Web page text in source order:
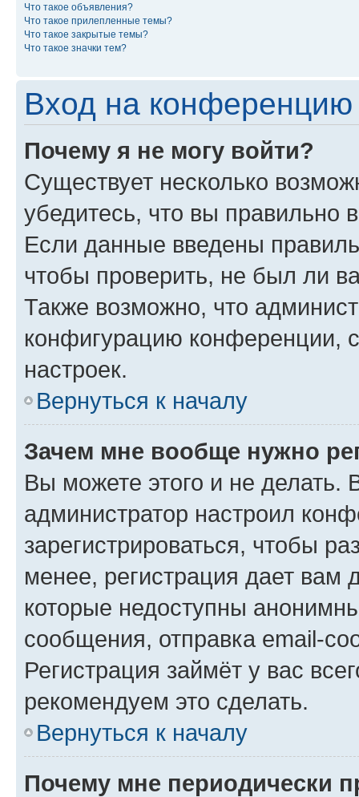
Что такое объявления?
Что такое прилепленные темы?
Что такое закрытые темы?
Что такое значки тем?
Вход на конференцию
Почему я не могу войти?
Существует несколько
убедитесь, что вы правильно
Если данные введены
чтобы проверить, не был ли
Также возможно, что
конфигурацию конференции,
настроек.
Вернуться к началу
Зачем мне вообще нужно
Вы можете этого и не делать.
администратор настроил
зарегистрироваться, чтобы
менее, регистрация дает вам
которые недоступны
сообщения, отправка email-
Регистрация займёт у вас
рекомендуем это сделать.
Вернуться к началу
Почему мне периодически